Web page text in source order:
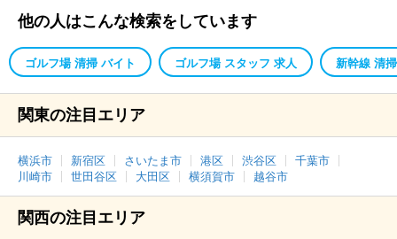
他の人はこんな検索をしています
ゴルフ場 清掃 バイト ゴルフ場 スタッフ 求人 新幹線 清
関東の注目エリア
横浜市 新宿区 さいたま市 港区 渋谷区
千葉市
川崎市
世田谷区 大田区 横須賀市 越谷市
関西の注目エリア